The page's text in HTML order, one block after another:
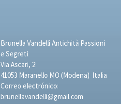
Brunella Vandelli Antichità Passioni
e Segreti
Via Ascari, 2
41053 Maranello MO (Modena) Italia
Correo electrónico:
brunellavandelli@gmail.com